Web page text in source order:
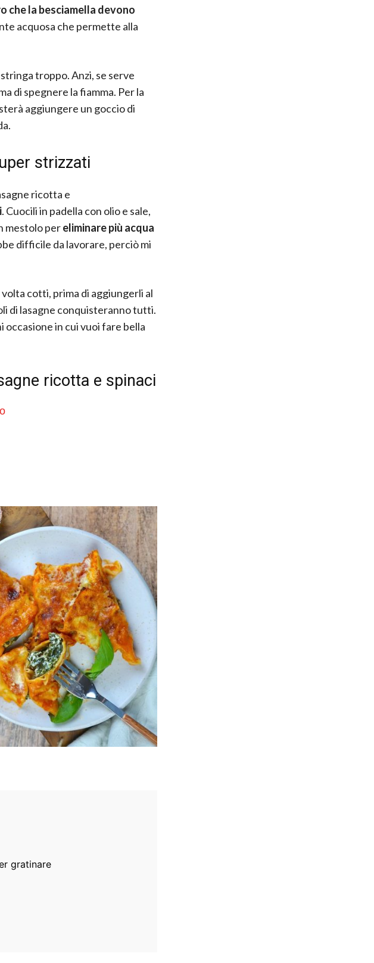
che la besciamella devono
acquosa che permette alla
troppo. Anzi, se serve
di spegnere la fiamma. Per la
aggiungere un goccio di
strizzati
ricotta e
. Cuocili in padella con olio e sale,
mestolo pereliminare più acqua
difficile da lavorare, perciò mi
cotti, prima di aggiungerli al
di lasagne conquisteranno tutti.
occasione in cui vuoi fare bella
ricotta e spinaci
gratinare